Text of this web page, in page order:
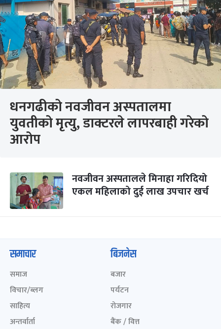
धनगढीको नवजीवन अस्पतालमा
युवतीको मृत्यु, डाक्टरले लापरबाही गरेको
आरोप
नवजीवन अस्पतालले मिनाहा गरिदियो
एकल महिलाको दुई लाख उपचार खर्च
समाचार
समाज
विचार/ब्लग
साहित्य
अन्तर्वार्ता
बिजनेस
बजार
पर्यटन
रोजगार
बैंक / वित्त